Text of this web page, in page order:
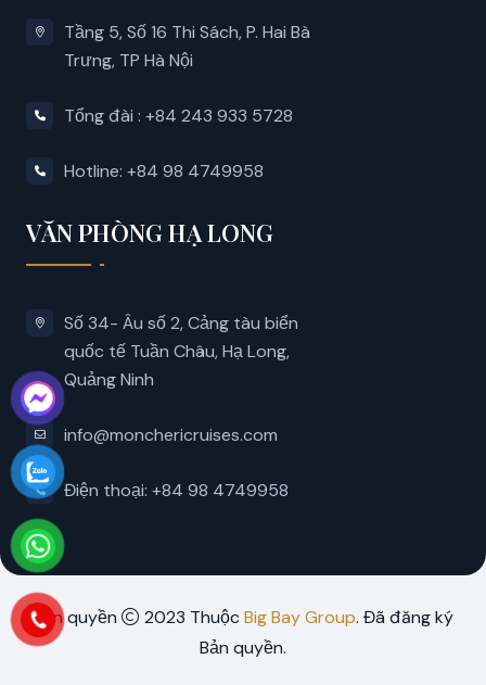
Tầng 5, Số 16 Thi Sách, P. Hai Bà
Trưng, ​​TP Hà Nội
Tổng đài : +84 243 933 5728
Hotline: +84 98 4749958
VĂN PHÒNG HẠ LONG
Số 34- Âu số 2, Cảng tàu biển
quốc tế Tuần Châu, Hạ Long,
Quảng Ninh
info@monchericruises.com
Điện thoại: +84 98 4749958
Bản quyền 2023 ThuộcBig Bay Group. Đã đăng ký
Bản quyền.